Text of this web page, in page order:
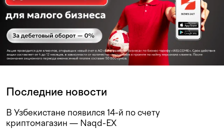
Последние новости
В Узбекистане появился 14-й по счету
криптомагазин — Naqd-EX